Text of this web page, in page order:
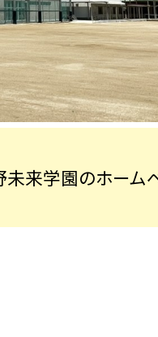
来学園のホームペ